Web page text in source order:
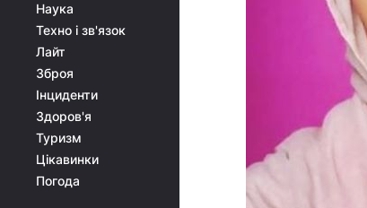
Наука
Техно і зв'язок
Лайт
Зброя
Інциденти
Здоров'я
Туризм
Цікавинки
Погода